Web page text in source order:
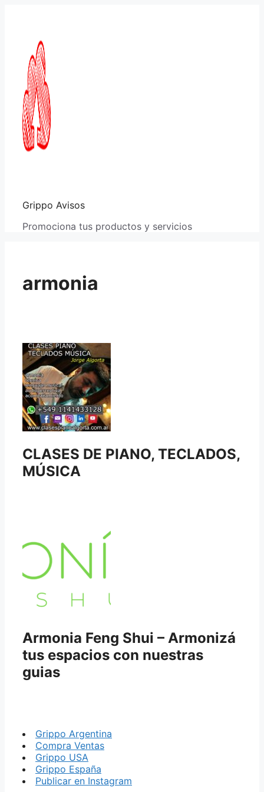
Grippo Avisos
Promociona tus productos y servicios
armonia
CLASES DE PIANO, TECLADOS,
MÚSICA
Armonia Feng Shui – Armonizá
tus espacios con nuestras
guias
Grippo Argentina
Compra Ventas
Grippo USA
Grippo España
Publicar en Instagram